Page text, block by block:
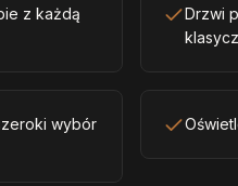
z każdą
Drzwi
wybór